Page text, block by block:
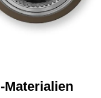
Materialien